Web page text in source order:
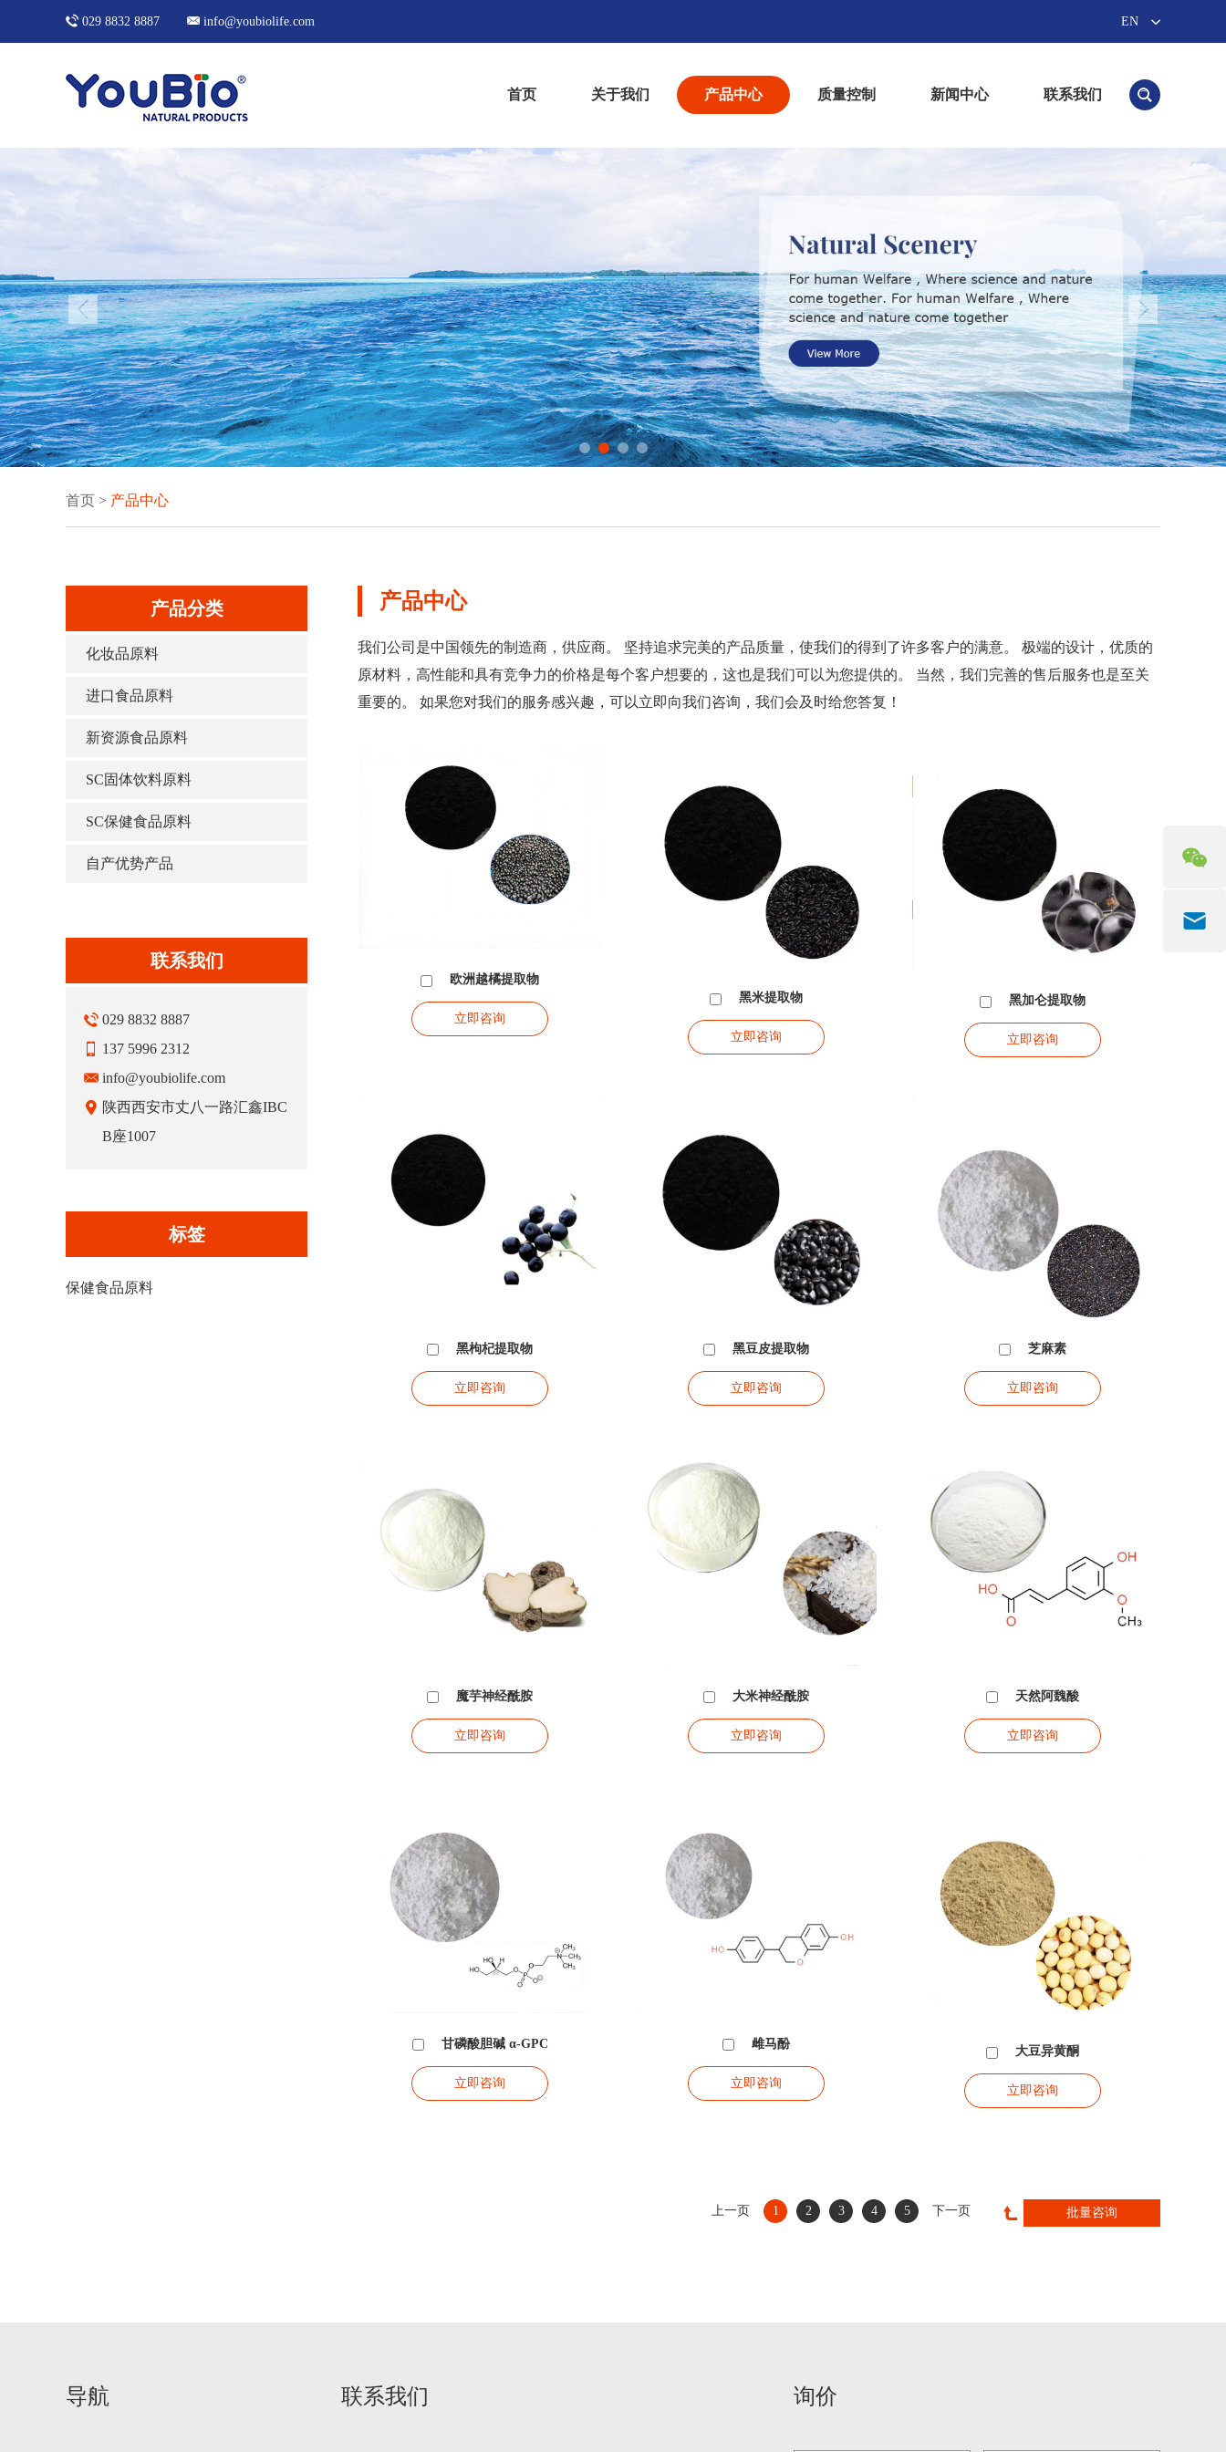
029 8832 8887 info@youbiolife.com EN
首页 关于我们 产品中心 质量控制 新闻中心 联系我们
首页 > 产品中心
产品中心
我们公司是中国领先的制造商，供应商。 坚持追求完美的产品质量，使我们的得到了许多客户的满意。 极端的设计，优质的
原材料，高性能和具有竞争力的价格是每个客户想要的，这也是我们可以为您提供的。 当然，我们完善的售后服务也是至关
重要的。 如果您对我们的服务感兴趣，可以立即向我们咨询，我们会及时给您答复！
欧洲越橘提取物
立即咨询
黑米提取物
立即咨询
黑加仑提取物
立即咨询
黑枸杞提取物
立即咨询
黑豆皮提取物
立即咨询
芝麻素
立即咨询
魔芋神经酰胺
立即咨询
大米神经酰胺
立即咨询
天然阿魏酸
立即咨询
甘磷酸胆碱 α-GPC
立即咨询
雌马酚
立即咨询
大豆异黄酮
立即咨询
上一页 1 2 3 4 5 下一页
产品分类
化妆品原料
进口食品原料
新资源食品原料
SC固体饮料原料
SC保健食品原料
自产优势产品
联系我们
029 8832 8887
137 5996 2312
info@youbiolife.com
陕西西安市丈八一路汇鑫IBC
B座1007
标签
保健食品原料
导航 联系我们 询价